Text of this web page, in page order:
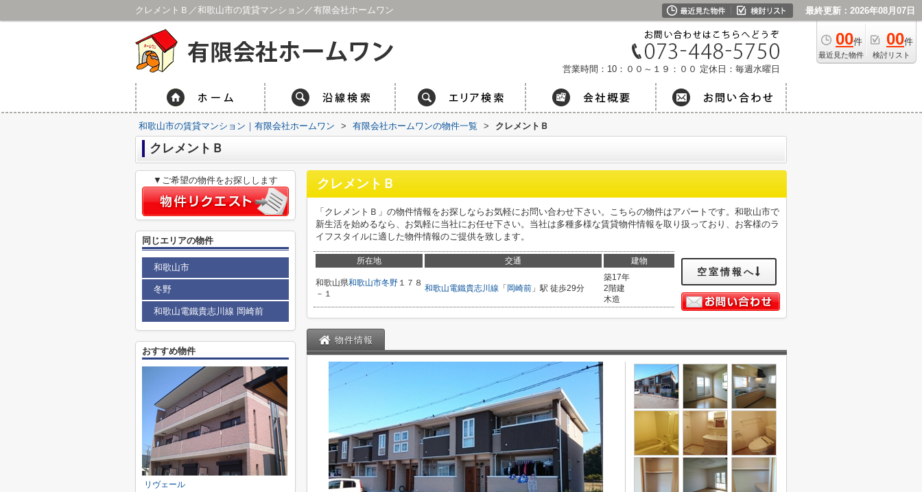
クレメントＢ／和歌山市の賃貸マンション／有限会社ホームワン 最終更新：2026年08月07日
00件
最近見た物件
00件
検討リスト
営業時間：10：００～１９：００ 定休日：毎週水曜日
和歌山市の賃貸マンション｜有限会社ホームワン > 有限会社ホームワンの物件一覧 > クレメントＢ
クレメントＢ
クレメントＢ
「クレメントＢ」の物件情報をお探しならお気軽にお問い合わせ下さい。こちらの物件はアパートです。和歌山市で
新生活を始めるなら、お気軽に当社にお任せ下さい。当社は多種多様な賃貸物件情報を取り扱っており、お客様のラ
イフスタイルに適した物件情報のご提供を致します。
所在地 交通 建物
和歌山県和歌山市冬野 １７８
－１
和歌山電鐵貴志川線 「 岡崎前 」駅 徒歩29分
築17年
2階建
木造
空室情報へ
物件情報
▼ご希望の物件をお探しします
同じエリアの物件
和歌山市
冬野
和歌山電鐵貴志川線 岡崎前
おすすめ物件
リヴェール